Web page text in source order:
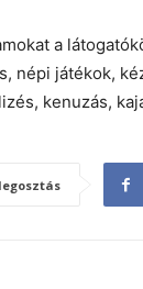
a
népi játékok,
kenuzás,